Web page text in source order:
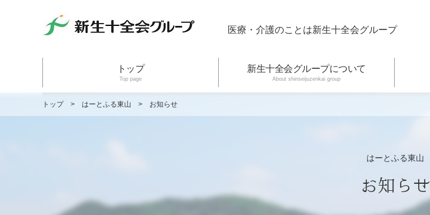
医療・介護のことは新生十全会グループ
トップ
Top page
新生十全会グループについて
About shinseijuzenkai group
トップ > はーとふる東山 > お知らせ
はーとふる東山
お知らせ